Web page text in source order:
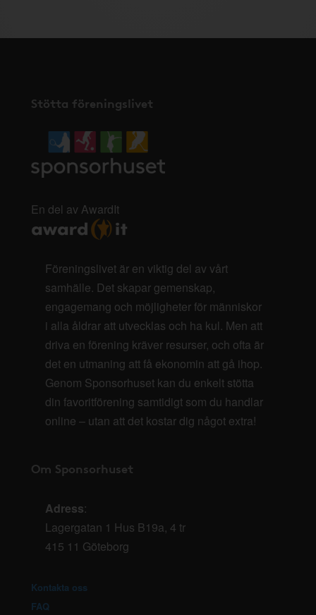
Stötta föreningslivet
En del av AwardIt
Föreningslivet är en viktig del av vårt
samhälle. Det skapar gemenskap,
engagemang och möjligheter för människor
i alla åldrar att utvecklas och ha kul. Men att
driva en förening kräver resurser, och ofta är
det en utmaning att få ekonomin att gå ihop.
Genom Sponsorhuset kan du enkelt stötta
din favoritförening samtidigt som du handlar
online – utan att det kostar dig något extra!
Om Sponsorhuset
Adress:
Lagergatan 1 Hus B19a, 4 tr
415 11 Göteborg
Kontakta oss
FAQ